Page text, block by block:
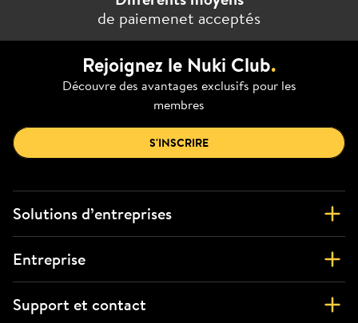
de paiemenet acceptés
Rejoignez le Nuki Club.
Découvre des avantages exclusifs pour les
membres
S'INSCRIRE
Solutions d’entreprises
Entreprise
Support et contact